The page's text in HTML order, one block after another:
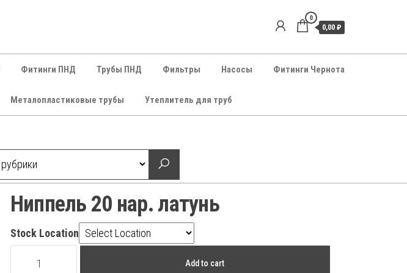
0
0,00 ₽
Фитинги ПНД Трубы ПНД Фильтры Насосы Фитинги Чернота
Металопластиковые трубы Утеплитель для труб
Ниппель 20 нар. латунь
Stock Location
Add to cart